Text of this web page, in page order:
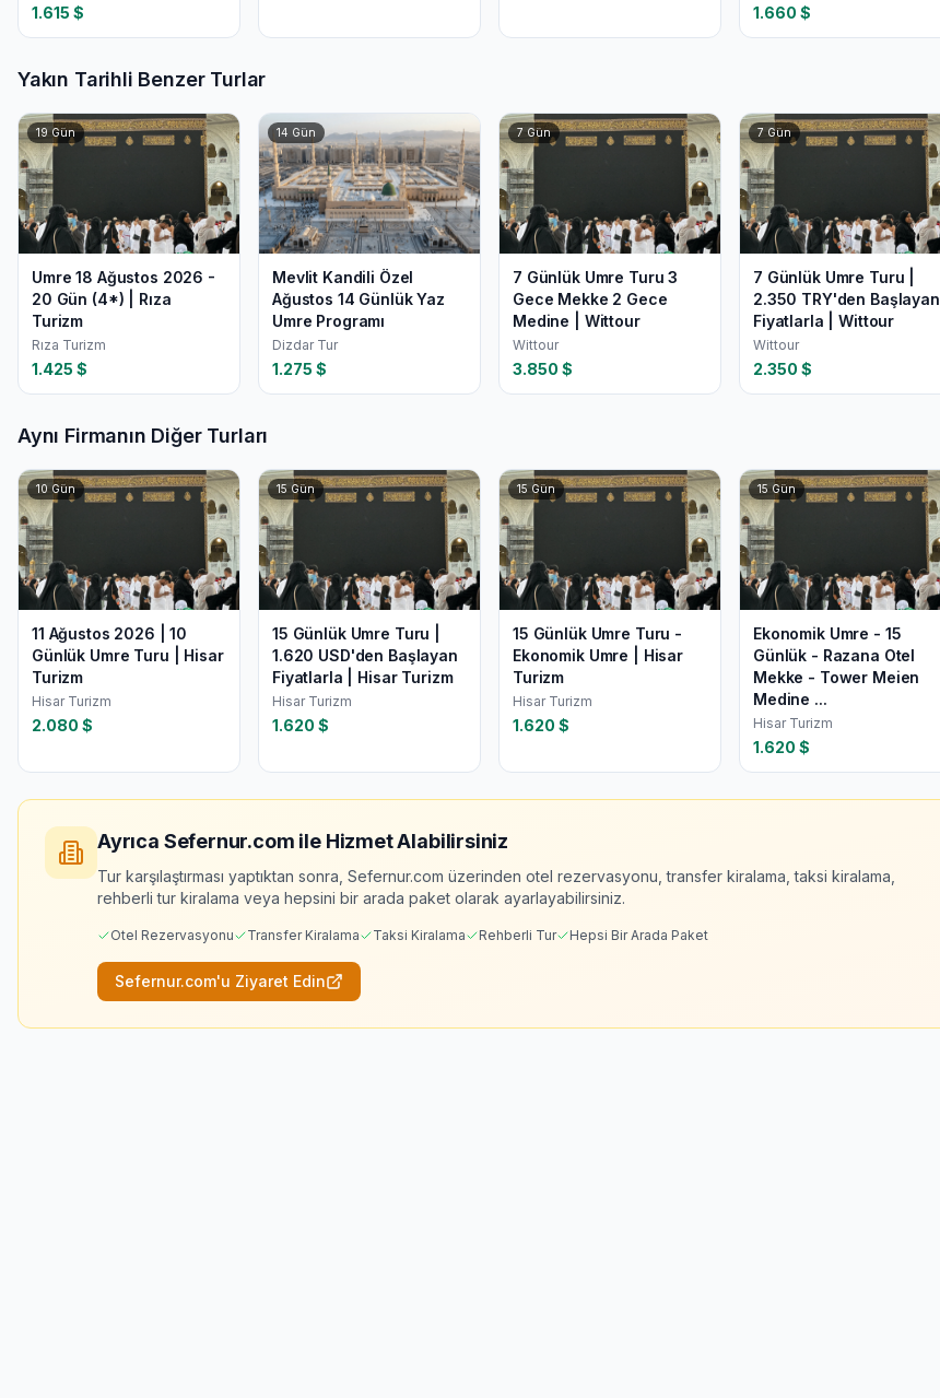
1.615 $ 1.660 $
Yakın Tarihli Benzer Turlar
19Gün
Umre 18 Ağustos 2026 -
20 Gün (4*) | Rıza
Turizm
Rıza Turizm
1.425 $
14 Gün
Mevlit Kandili Özel
Ağustos 14 Günlük Yaz
Umre Programı
Dizdar Tur
1.275 $
7Gün
7 Günlük Umre Turu 3
Gece Mekke 2 Gece
Medine | Wittour
Wittour
3.850 $
7Gün
7 Günlük Umre Turu |
2.350 TRY'den Başlayan
Fiyatlarla | Wittour
Wittour
2.350 $
Aynı Firmanın Diğer Turları
10Gün
11 Ağustos 2026 | 10
Günlük Umre Turu | Hisar
Turizm
Hisar Turizm
2.080 $
15Gün
15 Günlük Umre Turu |
1.620 USD'den Başlayan
Fiyatlarla | Hisar Turizm
Hisar Turizm
1.620 $
15Gün
15 Günlük Umre Turu -
Ekonomik Umre | Hisar
Turizm
Hisar Turizm
1.620 $
15Gün
Ekonomik Umre - 15
Günlük - Razana Otel
Mekke - Tower Meien
Medine ...
Hisar Turizm
1.620 $
Ayrıca Sefernur.com ile Hizmet Alabilirsiniz
Tur karşılaştırması yaptıktan sonra, Sefernur.com üzerinden otel rezervasyonu, transfer kiralama, taksi kiralama,
rehberli tur kiralama veya hepsini bir arada paket olarak ayarlayabilirsiniz.
Otel Rezervasyonu Transfer Kiralama Taksi Kiralama Rehberli Tur Hepsi Bir Arada Paket
Sefernur.com'u Ziyaret Edin